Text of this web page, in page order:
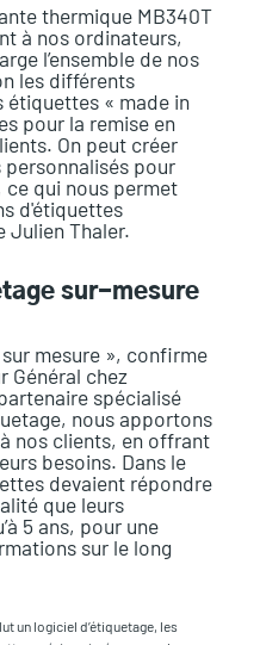
thermique MB340T
à nos ordinateurs,
l’ensemble de nos
les différents
étiquettes « made in
pour la remise en
On peut créer
personnalisés pour
qui nous permet
d'étiquettes
Julien Thaler.
sur-mesure
mesure », confirme
Général chez
spécialisé
nous apportons
nos clients, en offrant
besoins. Dans le
devaient répondre
que leurs
5 ans, pour une
sur le long
un logiciel d’étiquetage, les